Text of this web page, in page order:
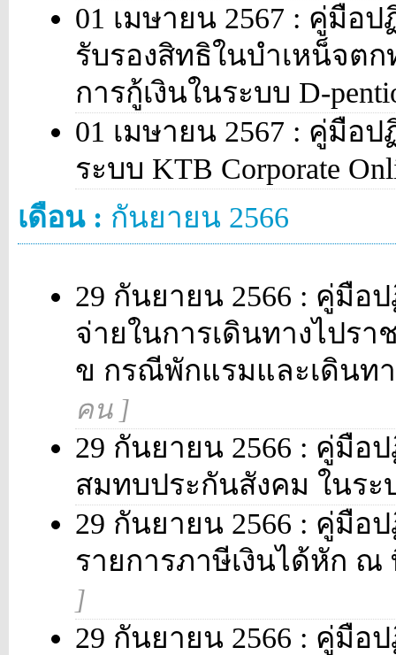
01 เมษายน 2567 : คู่มือ
รับรองสิทธิในบำเหน็จต
การกู้เงินในระบบ D-
01 เมษายน 2567 : คู่มือ
ระบบ KTB Corporate
เดือน : กันยายน 2566
29 กันยายน 2566 : คู่มือ
จ่ายในการเดินทางไปร
ข กรณีพักแรมและเดินท
คน ]
29 กันยายน 2566 : คู่มือ
สมทบประกันสังคม ในระ
29 กันยายน 2566 : คู่มือ
รายการภาษีเงินได้หัก ณ
]
29 กันยายน 2566 : คู่มือ